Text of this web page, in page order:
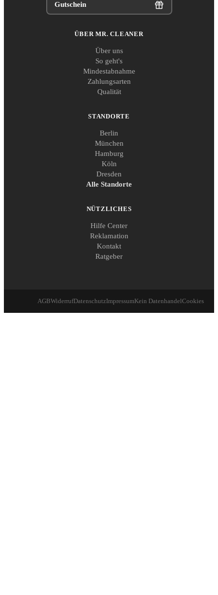
Gutschein
ÜBER MR. CLEANER
Über uns
So geht's
Mindestabnahme
Zahlungsarten
Qualität
STANDORTE
Berlin
München
Hamburg
Köln
Dresden
Alle Standorte
NÜTZLICHES
Hilfe Center
Reklamation
Kontakt
Ratgeber
AGBWiderrufDatenschutzImpressumKein DatenhandelCookies